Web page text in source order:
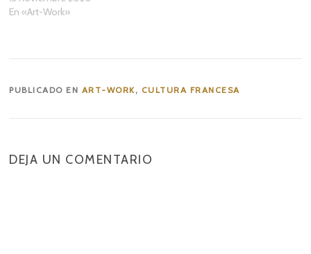
En «Art-Work»
PUBLICADO EN ART-WORK , CULTURA FRANCESA
DEJA UN COMENTARIO